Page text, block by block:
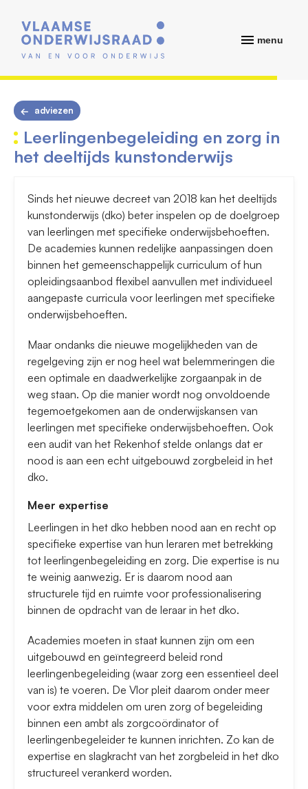
menu
adviezen
Leerlingenbegeleiding en zorg in
het deeltijds kunstonderwijs
Sinds het nieuwe decreet van 2018 kan het deeltijds
kunstonderwijs (dko) beter inspelen op de doelgroep
van leerlingen met specifieke onderwijsbehoeften.
De academies kunnen redelijke aanpassingen doen
binnen het gemeenschappelijk curriculum of hun
opleidingsaanbod flexibel aanvullen met individueel
aangepaste curricula voor leerlingen met specifieke
onderwijsbehoeften.
Maar ondanks die nieuwe mogelijkheden van de
regelgeving zijn er nog heel wat belemmeringen die
een optimale en daadwerkelijke zorgaanpak in de
weg staan. Op die manier wordt nog onvoldoende
tegemoetgekomen aan de onderwijskansen van
leerlingen met specifieke onderwijsbehoeften. Ook
een audit van het Rekenhof stelde onlangs dat er
nood is aan een echt uitgebouwd zorgbeleid in het
dko.
Meer expertise
Leerlingen in het dko hebben nood aan en recht op
specifieke expertise van hun leraren met betrekking
tot leerlingenbegeleiding en zorg. Die expertise is nu
te weinig aanwezig. Er is daarom nood aan
structurele tijd en ruimte voor professionalisering
binnen de opdracht van de leraar in het dko.
Academies moeten in staat kunnen zijn om een
uitgebouwd en geïntegreerd beleid rond
leerlingenbegeleiding (waar zorg een essentieel deel
van is) te voeren. De Vlor pleit daarom onder meer
voor extra middelen om uren zorg of begeleiding
binnen een ambt als zorgcoördinator of
leerlingenbegeleider te kunnen inrichten. Zo kan de
expertise en slagkracht van het zorgbeleid in het dko
structureel verankerd worden.